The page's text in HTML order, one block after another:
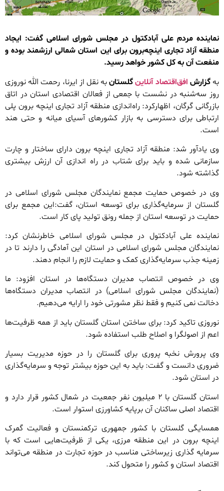
نماینده مردم علی آبادکتول در مجلس شورای اسلامی گفت: ایجاد
منطقه آزاد تجاری اینچه‌برون برای این استان شمالی ارزشمند بوده و
منفعت آن به کل کشور خواهد رسید.
به گزارش افق‌اقتصاد آنلاینگلستانبه نقل از ایرنا، رحمت الله نوروزی
روز سه‌شنبه در نشست با جمعی از فعالان اقتصادی استان در اتاق
بازرگانی گرگان، اظهارکرد: راه‌اندازی منطقه آزاد تجاری اینچه برون پلی
ارتباطی برای دسترسی به بازار کشورهای آسیای میانه و حتی هند
است.
وی یادآور شد: منطقه آزاد تجاری اینچه برون دارای ساختار و چارت
سازمانی شده و باید برای شتاب در راه اندازی آن ارزش بیشتری
گذاشته شود.
وی در خصوص حمایت مجمع نمایندگان مجلس شورای اسلامی در
گلستان از سرمایه‌گذاری برای توسعه استان، گفت:این مجمع برای
حمایت در توسعه استان از جمله رونق تولید پای کار است.
نماینده علی آبادکتول در مجلس شورای اسلامی خاطرنشان کرد:
نمایندگان مجلس شورای اسلامی در استان این آمادگی را دارند تا در
زمینه جذب سرمایه‌گذاری کمک و حمایت لازم را انجام دهند.
وی در خصوص انتصاب مدیران دستگاه‌ها در استان افزود: ما
(نمایندگان مجلس شورای اسلامی) در انتصاب مدیران دستگاه‌ها
دخالت نمی کنیم و فقط نظر مشورتی خود را ارایه می‌دهیم.
نوروزی تاکید کرد: برای ساختن استان گلستان باید از همه ظرفیت‌ها
اعم از اصولگرا و اصلاح طلب استفاده شود.
وی پرورش نخبه پروری برای گلستان را در حوزه مدیریت بسیار
ضروری دانست و گفت: باید به این حوزه بیشتر توجه و سرمایه‌گذاری
در استان شود.
استان گلستان با ۲ میلیون نفر جمعیت در شمال کشور قرار دارد و
اقتصاد اصلی ساکنان آن برپایه کشاورزی استوار است.
همسایگی گلستان با کشور جمهوری ترکمنستان و فعالیت گمرک
اینچه برون در این منطقه مرزی، یکی از ظرفیت‌هایی است که با
سرمایه گذاری زیرساختی مناسب در حوزه تجارت در منطقه می‌تواند
اقتصاد استان و کشور را متحول کند.